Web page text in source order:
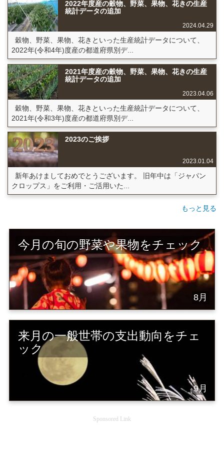
2022年度産の穀物、野菜、果物、花きの生産
統計データの追加
2024.04.29
穀物、野菜、果物、花きといった生産統計データについて、
2022年(令和4年)度産の都道府県別デ...
2021年度産の穀物、野菜、果物、花きの生産
統計データの追加
2023.04.06
穀物、野菜、果物、花きといった生産統計データについて、
2021年(令和3年)度産の都道府県別デ...
2023のご挨拶
2023.01.04
新年あけましておめでとうございます。 旧年中は「ジャパン
クロップス」をご利用・ご活用いた...
もっと見る
今月の旬の野菜や果物をチェック
8月
来月の一般世帯の支出動向をチェ
ック
9月
Sponsored Link